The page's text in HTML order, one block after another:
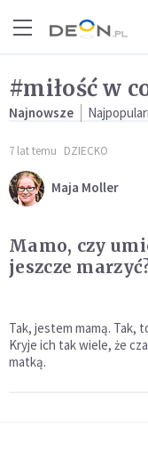
#miłość w
Najnowsze
7 lat temu DZIECKO
Maja Moller
Mamo, czy
jeszcze
Tak, jestem mamą. Tak,
Kryje ich tak wiele, że
matką.